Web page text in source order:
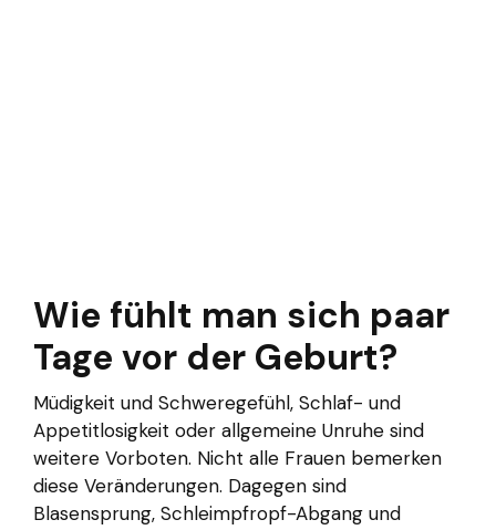
Wie fühlt man sich paar
Tage vor der Geburt?
Müdigkeit und Schweregefühl, Schlaf- und
Appetitlosigkeit oder allgemeine Unruhe sind
weitere Vorboten. Nicht alle Frauen bemerken
diese Veränderungen. Dagegen sind
Blasensprung, Schleimpfropf-Abgang und